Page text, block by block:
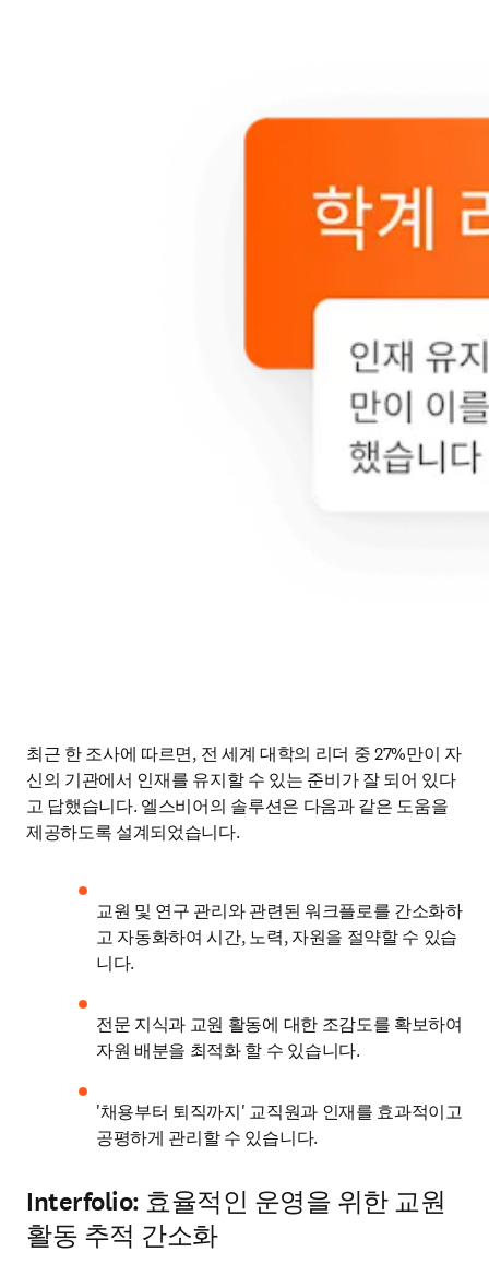
최근 한 조사에 따르면, 전 세계 대학의 리더 중 27%만이 자
신의 기관에서 인재를 유지할 수 있는 준비가 잘 되어 있다
고 답했습니다. 엘스비어의 솔루션은 다음과 같은 도움을
제공하도록 설계되었습니다.
교원 및 연구 관리와 관련된 워크플로를 간소화하
고 자동화하여 시간, 노력, 자원을 절약할 수 있습
니다.
전문 지식과 교원 활동에 대한 조감도를 확보하여
자원 배분을 최적화 할 수 있습니다.
'채용부터 퇴직까지' 교직원과 인재를 효과적이고
공평하게 관리할 수 있습니다.
Interfolio: 효율적인 운영을 위한 교원
활동 추적 간소화